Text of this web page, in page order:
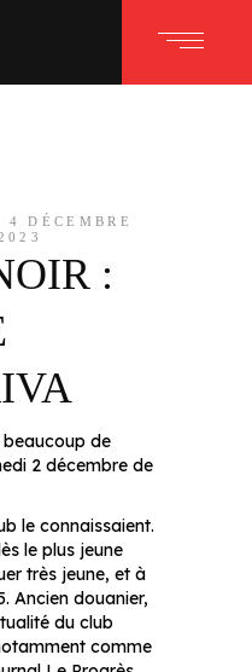
4 DÉCEMBRE
:
de
2 décembre de
le connaissaient.
le plus jeune
très jeune, et à
Ancien douanier,
du club
comme